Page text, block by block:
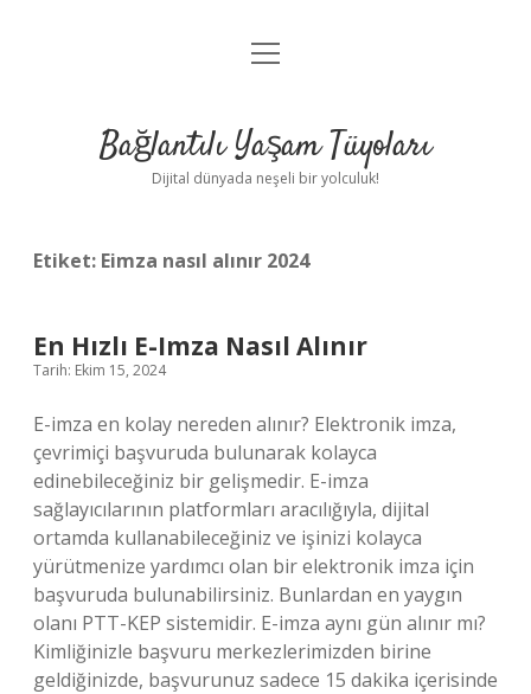
Anasayfa
Yasal Uyarı
menüyü
Bağlantılı Yaşam Tüyoları
Dijital dünyada neşeli bir yolculuk!
Etiket: Eimza nasıl alınır 2024
En Hızlı E-Imza Nasıl Alınır
Tarih: Ekim 15, 2024
E-imza en kolay nereden alınır? Elektronik imza,
çevrimiçi başvuruda bulunarak kolayca
edinebileceğiniz bir gelişmedir. E-imza
sağlayıcılarının platformları aracılığıyla, dijital
ortamda kullanabileceğiniz ve işinizi kolayca
yürütmenize yardımcı olan bir elektronik imza için
başvuruda bulunabilirsiniz. Bunlardan en yaygın
olanı PTT-KEP sistemidir. E-imza aynı gün alınır mı?
Kimliğinizle başvuru merkezlerimizden birine
geldiğinizde, başvurunuz sadece 15 dakika içerisinde